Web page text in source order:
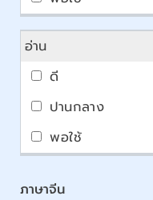
อ่าน
ภาษาจีน